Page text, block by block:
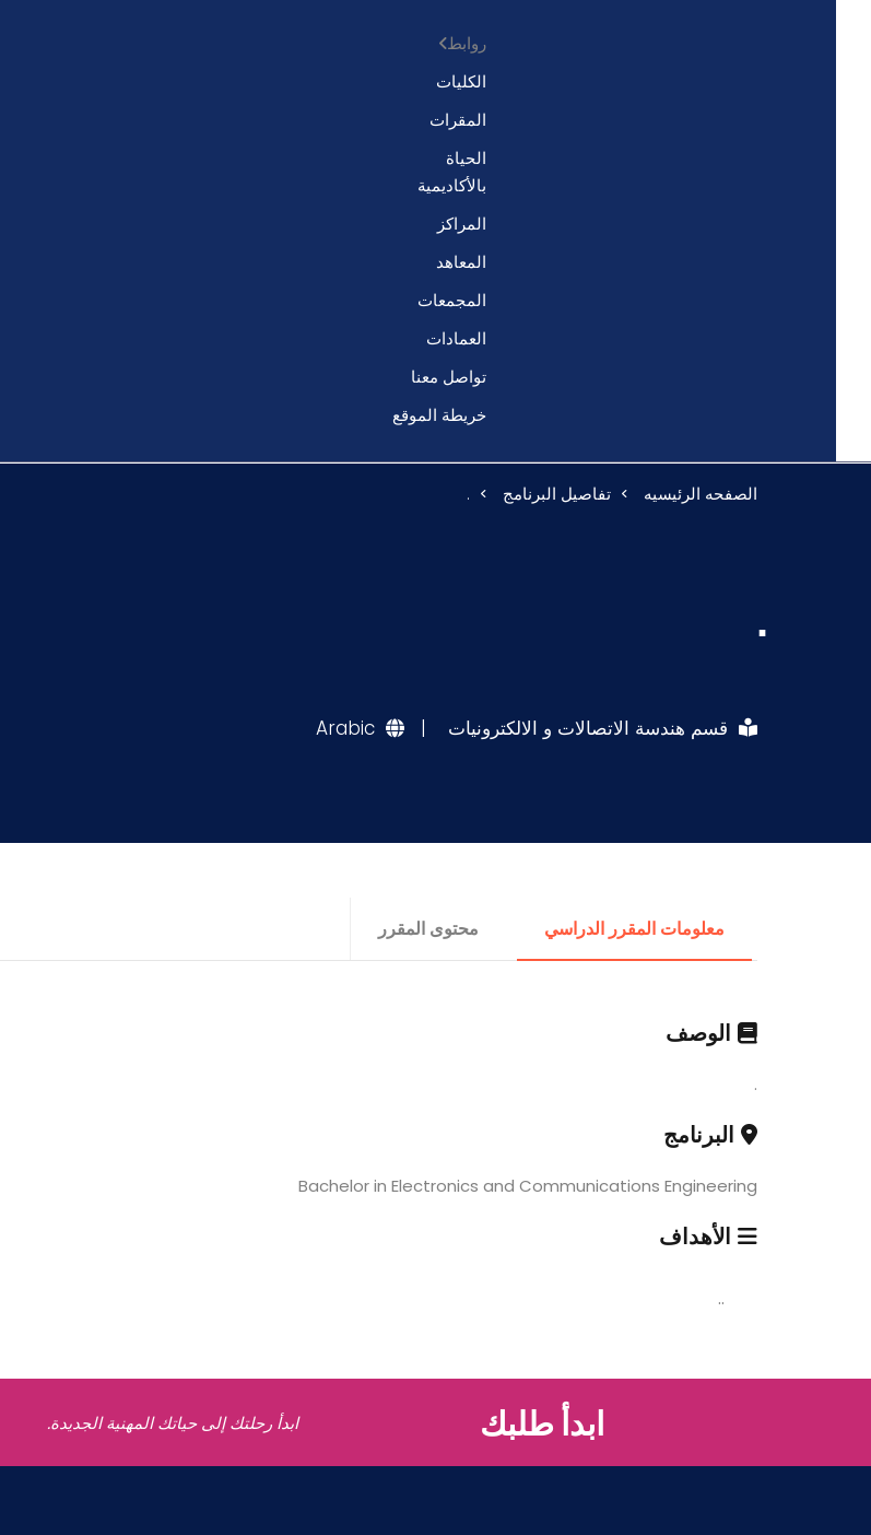
روابط
الكليات
المقرات
الحياة
بالأكاديمية
المراكز
المعاهد
المجمعات
العمادات
تواصل معنا
خريطة الموقع
الصفحه الرئيسيه تفاصيل البرنامج .
.
قسم هندسة الاتصالات و الالكترونيات |
Arabic
معلومات المقرر الدراسي محتوى المقرر
الوصف
.
البرنامج
Bachelor in Electronics and Communications Engineering
الأهداف
..
ابدأ طلبك ابدأ رحلتك إلى حياتك المهنية الجديدة.